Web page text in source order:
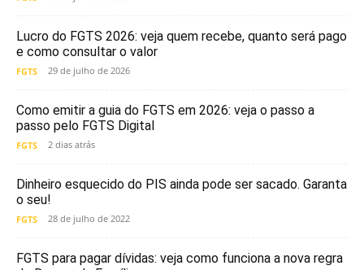
Lucro do FGTS 2026: veja quem recebe, quanto será pago
e como consultar o valor
FGTS 29 de julho de 2026
Como emitir a guia do FGTS em 2026: veja o passo a
passo pelo FGTS Digital
FGTS 2 dias atrás
Dinheiro esquecido do PIS ainda pode ser sacado. Garanta
o seu!
FGTS 28 de julho de 2022
FGTS para pagar dívidas: veja como funciona a nova regra